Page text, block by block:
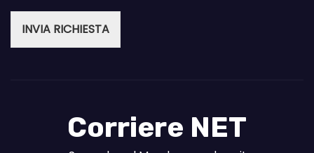
INVIA RICHIESTA
Corriere NET